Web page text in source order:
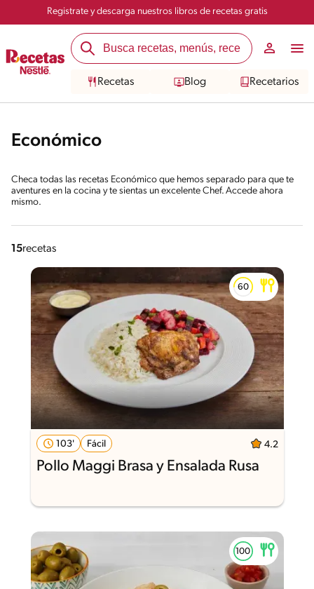
Registrate y descarga nuestros libros de recetas gratis
Recetas Blog Recetarios
Económico
Checa todas las recetas Económico que hemos separado para que te
aventures en la cocina y te sientas un excelente Chef. Accede ahora
mismo.
15recetas
103' Fácil 4.2
Pollo Maggi Brasa y Ensalada Rusa